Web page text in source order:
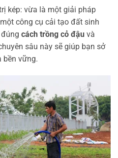
kép: vừa là một giải pháp
công cụ cải tạo đất sinh
cách trồng cỏ đậu và
sâu này sẽ giúp bạn sở
bền vững.